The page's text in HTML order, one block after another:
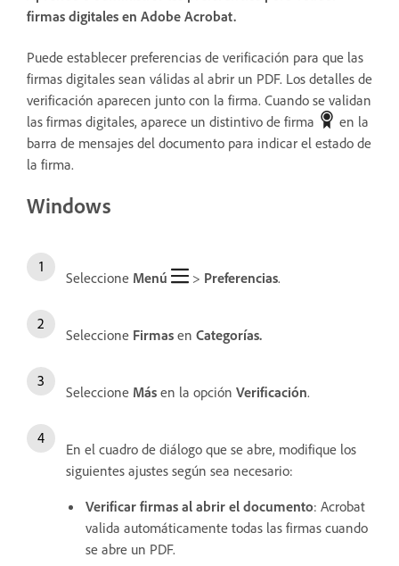
firmas digitales en Adobe Acrobat.
Puede establecer preferencias de verificación para que las
firmas digitales sean válidas al abrir un PDF. Los detalles de
verificación aparecen junto con la firma. Cuando se validan
las firmas digitales, aparece un distintivo de firma
en la
barra de mensajes del documento para indicar el estado de
la firma.
Windows
Seleccione Menú > Preferencias.
Seleccione Firmas en Categorías.
Seleccione Más en la opción Verificación.
En el cuadro de diálogo que se abre, modifique los
siguientes ajustes según sea necesario:
Verificar firmas al abrir el documento: Acrobat
valida automáticamente todas las firmas cuando
se abre un PDF.